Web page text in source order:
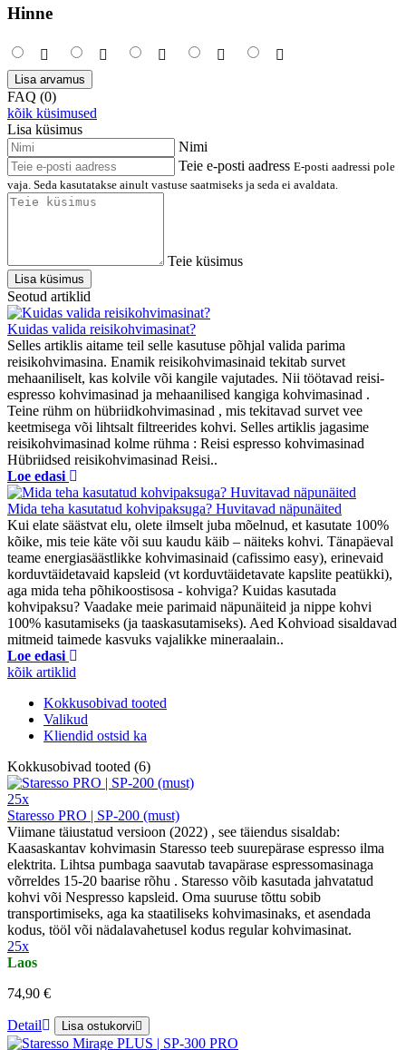
Hinne
Lisa arvamus
FAQ (0)
kõik küsimused
Lisa küsimus
Nimi
Teie e-posti aadress E-posti aadressi pole
vaja. Seda kasutatakse ainult vastuse saatmiseks ja seda ei avaldata.
Teie küsimus
Lisa küsimus
Seotud artiklid
Kuidas valida reisikohvimasinat?
Selles artiklis aitame teil selle kasutuse põhjal valida parima
reisikohvimasina. Enamik reisikohvimasinaid tekitab survet
mehaaniliselt, kas kolvile või kangile vajutades. Nii töötavad reisi-
espresso kohvimasinad ja mehaanilised kangiga kohvimasinad .
Teine rühm on hübriidkohvimasinad , mis tekitavad survet vee
keetmisega või lihtsalt filtreerides kohvi. Selles artiklis jagasime
reisikohvimasinad kolme rühma : Reisi espresso kohvimasinad
Hübriidsed reisikohvimasinad Reisi..
Loe edasi
Mida teha kasutatud kohvipaksuga? Huvitavad näpunäited
Kui elate säästvat elu, olete ilmselt juba mõelnud, et kasutate 100%
kõike, mis teie käte või suu kaudu käib – näiteks kohvi. Tänapäeval
teame energiasäästlikke kohvimasinaid (cafissimo easy), erinevaid
korduvtäidetavaid kapsleid (vt korduvtäidetavate kapslite peatükki),
aga mida teha põhikoostisosa - kohviga? Kuidas kasutada
kohvipaksu? Vaadake meie parimaid näpunäiteid ja nippe kohvi
100% kasutamiseks (ja taaskasutamiseks). Aed Kohvioad sisaldavad
mitmeid taimede kasvuks vajalikke mineraalain..
Loe edasi
kõik artiklid
Kokkusobivad tooted
Valikud
Kliendid ostsid ka
Kokkusobivad tooted (6)
25x
Staresso PRO | SP-200 (must)
Viimane täiustatud versioon (2022) , see täiendus sisaldab:
Kaasaskantav kohvimasin Staresso teeb suurepärase espresso ilma
elektrita. Lihtsa pumbaga saavutab tavapärase espressomasinaga
võrreldes 15-20 baarise rõhu . Staresso võib kasutada jahvatatud
kohvi või Nespresso kapsleid. Oma suuruse tõttu sobib
transportimiseks, aga ka staatiliseks kohvimasinaks, et asendada
kodus, tööl või nädalavahetusel kodus regular kohvimasinat.
25x
Laos
74,90 €
Detail Lisa ostukorvi